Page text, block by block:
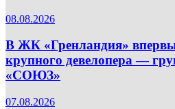
08.08.2026
В ЖК «Гренландия»
крупного девелопера —
«СОЮЗ»
07.08.2026